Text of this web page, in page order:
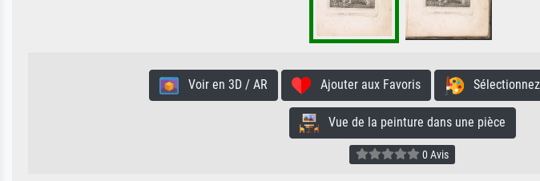
Voir en 3D / AR Ajouter aux Favoris
Vue de la peinture dans une pièce
0 Avis